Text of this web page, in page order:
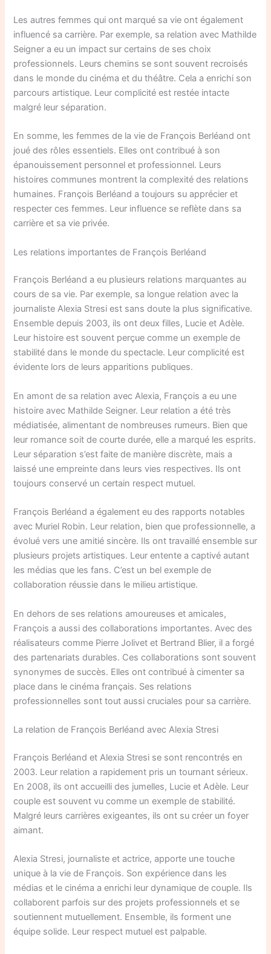
Les autres femmes qui ont marqué sa vie ont également
influencé sa carrière. Par exemple, sa relation avec Mathilde
Seigner a eu un impact sur certains de ses choix
professionnels. Leurs chemins se sont souvent recroisés
dans le monde du cinéma et du théâtre. Cela a enrichi son
parcours artistique. Leur complicité est restée intacte
malgré leur séparation.
En somme, les femmes de la vie de François Berléand ont
joué des rôles essentiels. Elles ont contribué à son
épanouissement personnel et professionnel. Leurs
histoires communes montrent la complexité des relations
humaines. François Berléand a toujours su apprécier et
respecter ces femmes. Leur influence se reflète dans sa
carrière et sa vie privée.
Les relations importantes de François Berléand
François Berléand a eu plusieurs relations marquantes au
cours de sa vie. Par exemple, sa longue relation avec la
journaliste Alexia Stresi est sans doute la plus significative.
Ensemble depuis 2003, ils ont deux filles, Lucie et Adèle.
Leur histoire est souvent perçue comme un exemple de
stabilité dans le monde du spectacle. Leur complicité est
évidente lors de leurs apparitions publiques.
En amont de sa relation avec Alexia, François a eu une
histoire avec Mathilde Seigner. Leur relation a été très
médiatisée, alimentant de nombreuses rumeurs. Bien que
leur romance soit de courte durée, elle a marqué les esprits.
Leur séparation s’est faite de manière discrète, mais a
laissé une empreinte dans leurs vies respectives. Ils ont
toujours conservé un certain respect mutuel.
François Berléand a également eu des rapports notables
avec Muriel Robin. Leur relation, bien que professionnelle, a
évolué vers une amitié sincère. Ils ont travaillé ensemble sur
plusieurs projets artistiques. Leur entente a captivé autant
les médias que les fans. C’est un bel exemple de
collaboration réussie dans le milieu artistique.
En dehors de ses relations amoureuses et amicales,
François a aussi des collaborations importantes. Avec des
réalisateurs comme Pierre Jolivet et Bertrand Blier, il a forgé
des partenariats durables. Ces collaborations sont souvent
synonymes de succès. Elles ont contribué à cimenter sa
place dans le cinéma français. Ses relations
professionnelles sont tout aussi cruciales pour sa carrière.
La relation de François Berléand avec Alexia Stresi
François Berléand et Alexia Stresi se sont rencontrés en
2003. Leur relation a rapidement pris un tournant sérieux.
En 2008, ils ont accueilli des jumelles, Lucie et Adèle. Leur
couple est souvent vu comme un exemple de stabilité.
Malgré leurs carrières exigeantes, ils ont su créer un foyer
aimant.
Alexia Stresi, journaliste et actrice, apporte une touche
unique à la vie de François. Son expérience dans les
médias et le cinéma a enrichi leur dynamique de couple. Ils
collaborent parfois sur des projets professionnels et se
soutiennent mutuellement. Ensemble, ils forment une
équipe solide. Leur respect mutuel est palpable.